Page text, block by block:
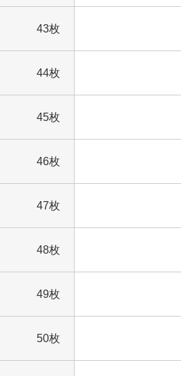
43枚
44枚
45枚
46枚
47枚
48枚
49枚
50枚